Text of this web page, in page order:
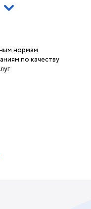
нормам
по качеству